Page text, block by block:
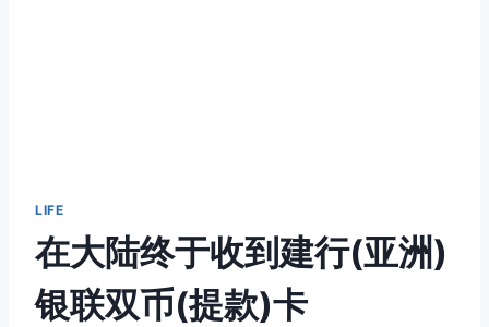
LIFE
在大陆终于收到建行(亚洲)
银联双币(提款)卡